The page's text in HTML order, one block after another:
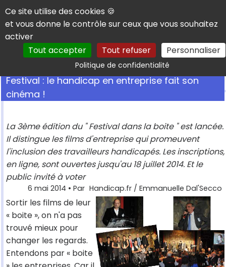
Panneau de gestion des cookies
Ce site utilise des cookies 🍪
et vous donne le contrôle sur ceux que vous souhaitez
activer
Tout accepter
Tout refuser Personnaliser
Politique de confidentialitéRechercher
Festival : le handicap en entreprise fait son
cinéma !
La 3ème édition du " Festival dans la boite " est lancée.
Il distingue les films d'entreprise qui promeuvent
l'inclusion des travailleurs handicapés. Les inscriptions,
en ligne, sont ouvertes jusqu'au 18 juillet 2014. Et le
public invité à voter
6 mai 2014 • Par Handicap.fr / Emmanuelle Dal'Secco
Sortir les films de leur
« boite », on n'a pas
trouvé mieux pour
changer les regards.
Entendons par « boite